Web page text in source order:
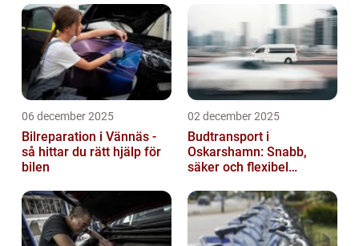
06 december 2025
Bilreparation i Vännäs -
så hittar du rätt hjälp för
bilen
02 december 2025
Budtransport i
Oskarshamn: Snabb,
säker och flexibel